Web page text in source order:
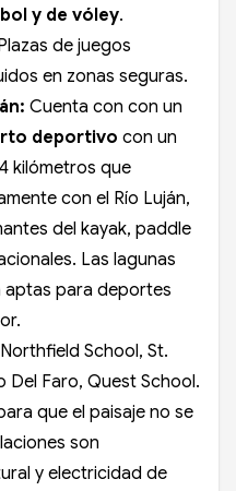
y de vóley.
de juegos
en zonas seguras.
Cuenta con con un
deportivo con un
kilómetros que
con el Río Luján,
del kayak, paddle
Las lagunas
aptas para deportes
Northfield School, St.
Del Faro, Quest School.
que el paisaje no se
son
y electricidad de